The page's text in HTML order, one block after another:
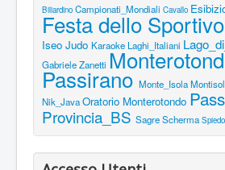
Biliardino Campionati_Mondiali Cavallo
Festa dello Sportivo
Iseo Judo Karaoke Laghi_Italiani
Gabriele Zanetti
Passirano Monte_Isola
Nik_JavaOratorio Monterotondo
Provincia_BS SagreScherma Spiedo